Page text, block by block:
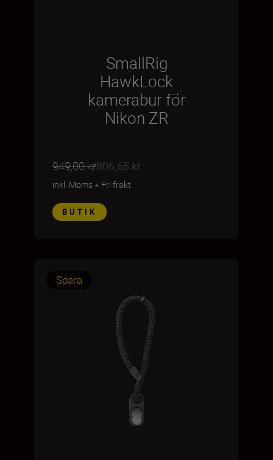
SmallRig
HawkLock
kamerabur för
Nikon ZR
949,00 kr806,65 kr
inkl. Moms+ Fri frakt
BUTIK
Spara